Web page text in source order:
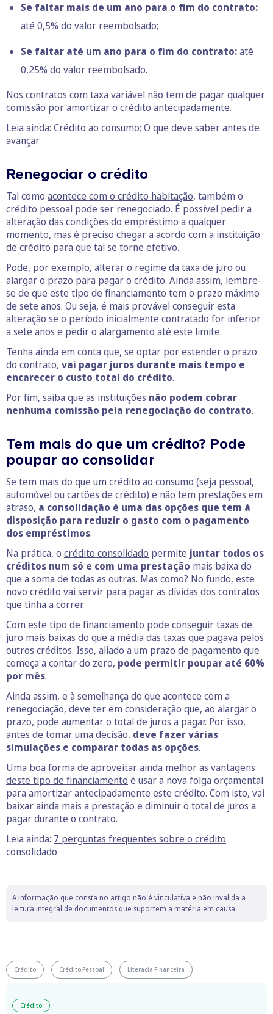
Se faltar mais de um ano para o fim do contrato:
até 0,5% do valor reembolsado;
Se faltar até um ano para o fim do contrato:até
0,25% do valor reembolsado.
Nos contratos com taxa variável não tem de pagar qualquer
comissão por amortizar o crédito antecipadamente.
Leia ainda: Crédito ao consumo: O que deve saber antes de
avançar
Renegociar o crédito
Tal como acontece com o crédito habitação, também o
crédito pessoal pode ser renegociado. É possível pedir a
alteração das condições do empréstimo a qualquer
momento, mas é preciso chegar a acordo com a instituição
de crédito para que tal se torne efetivo.
Pode, por exemplo, alterar o regime da taxa de juro ou
alargar o prazo para pagar o crédito. Ainda assim, lembre-
se de que este tipo de financiamento tem o prazo máximo
de sete anos. Ou seja, é mais provável conseguir esta
alteração se o período inicialmente contratado for inferior
a sete anos e pedir o alargamento até este limite.
Tenha ainda em conta que, se optar por estender o prazo
do contrato, vai pagar juros durante mais tempo e
encarecer o custo total do crédito.
Por fim, saiba que as instituições não podem cobrar
nenhuma comissão pela renegociação do contrato.
Tem mais do que um crédito? Pode
poupar ao consolidar
Se tem mais do que um crédito ao consumo (seja pessoal,
automóvel ou cartões de crédito) e não tem prestações em
atraso, a consolidação é uma das opções que tem à
disposição para reduzir o gasto com o pagamento
dos empréstimos.
Na prática, o crédito consolidado permite juntar todos os
créditos num só e com uma prestação mais baixa do
que a soma de todas as outras. Mas como? No fundo, este
novo crédito vai servir para pagar as dívidas dos contratos
que tinha a correr.
Com este tipo de financiamento pode conseguir taxas de
juro mais baixas do que a média das taxas que pagava pelos
outros créditos. Isso, aliado a um prazo de pagamento que
começa a contar do zero, pode permitir poupar até 60%
por mês.
Ainda assim, e à semelhança do que acontece com a
renegociação, deve ter em consideração que, ao alargar o
prazo, pode aumentar o total de juros a pagar. Por isso,
antes de tomar uma decisão, deve fazer várias
simulações e comparar todas as opções.
Uma boa forma de aproveitar ainda melhor as vantagens
deste tipo de financiamento é usar a nova folga orçamental
para amortizar antecipadamente este crédito. Com isto, vai
baixar ainda mais a prestação e diminuir o total de juros a
pagar durante o contrato.
Leia ainda: 7 perguntas frequentes sobre o crédito
consolidado
A informação que consta no artigo não é vinculativa e não invalida a
leitura integral de documentos que suportem a matéria em causa.
Crédito Crédito Pessoal Literacia Financeira
Crédito